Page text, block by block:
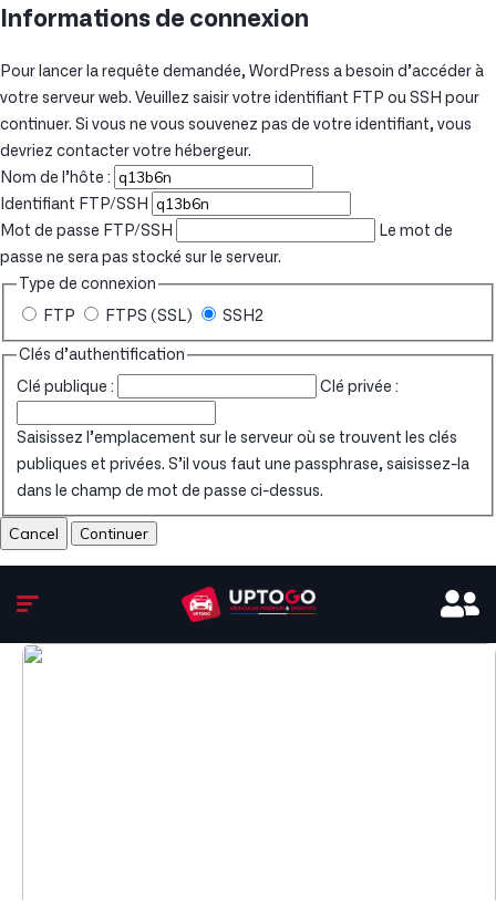
Informations de connexion
Pour lancer la requête demandée, WordPress a besoin d’accéder à
votre serveur web. Veuillez saisir votre identifiant FTP ou SSH pour
continuer. Si vous ne vous souvenez pas de votre identifiant, vous
devriez contacter votre hébergeur.
Nom de l’hôte :
Identifiant FTP/SSH
Mot de passe FTP/SSH
Le mot de
passe ne sera pas stocké sur le serveur.
Type de connexion
FTP FTPS (SSL) SSH2
Clés d’authentification
Clé publique : Clé privée :
Saisissez l’emplacement sur le serveur où se trouvent les clés
publiques et privées. S’il vous faut une passphrase, saisissez-la
dans le champ de mot de passe ci-dessus.
Cancel